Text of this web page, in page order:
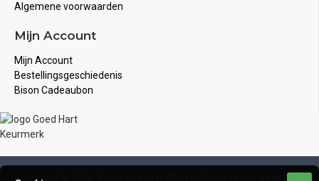
Algemene voorwaarden
Mijn Account
Mijn Account
Bestellingsgeschiedenis
Bison Cadeaubon
Copyright © 2020, Bison Juwelier, Alle rechten voorbehouden